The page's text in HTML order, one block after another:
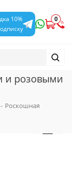
10%
0
и розовыми
- Роскошная